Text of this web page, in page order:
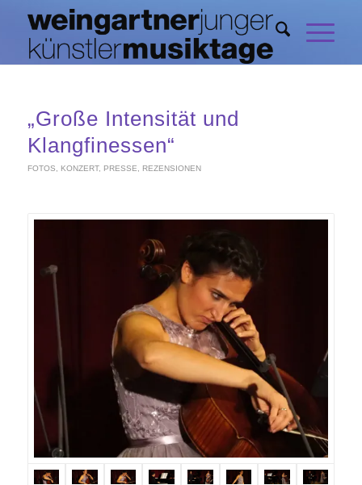
„Große Intensität und
Klangfinessen“
FOTOS KONZERT, PRESSE REZENSIONEN